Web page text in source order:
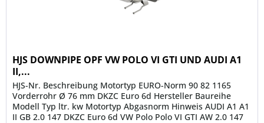
HJS DOWNPIPE OPF VW POLO VI GTI UND AUDI A1
II,...
HJS-Nr. Beschreibung Motortyp EURO-Norm 90 82 1165
Vorderrohr Ø 76 mm DKZC Euro 6d Hersteller Baureihe
Modell Typ ltr. kw Motortyp Abgasnorm Hinweis AUDI A1 A1
II GB 2.0 147 DKZC Euro 6d VW Polo Polo VI GTI AW 2.0 147